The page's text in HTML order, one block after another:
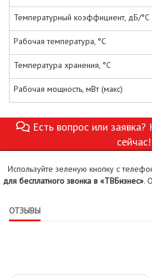
Температурный коэффициент, дБ/°С
Рабочая температура, °С
Температура хранения, °С
Рабочая мощность, мВт (макс)
Есть вопрос или заявка? Напишите менеджеру
сейчас!
Используйте зеленую кнопку с
для бесплатного звонка в «ТВБизнес».
ОТЗЫВЫ